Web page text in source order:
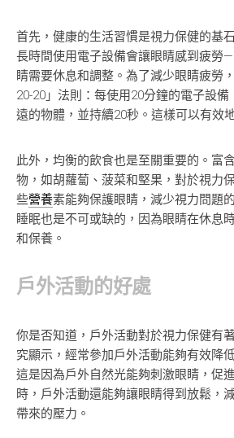
首先，健康的生活習慣是視力保健的基
長時間使用電子設備會讓眼睛感到疲勞
睛需要休息和調整。為了減少眼睛疲勞
20-20」法則：每使用20分鐘的電子設備
遠的物體，並持續20秒。這樣可以有效
此外，均衡的飲食也是至關重要的。富
物，如胡蘿蔔、菠菜和堅果，對於視力
些營養素能夠保護眼睛，減少視力問題
睡眠也是不可或缺的，因為眼睛在休息
和保養。
戶外活動的好處
你是否知道，戶外活動對於視力保健有
究顯示，經常參加戶外活動能夠有效降
這是因為戶外自然光能夠刺激眼睛，促
時，戶外活動還能夠讓眼睛得到放鬆，
帶來的壓力。